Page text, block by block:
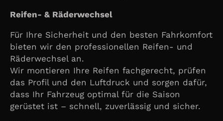
Reifen- & Räderwechsel
Für Ihre Sicherheit und den besten Fahrkomfort
bieten wir den professionellen Reifen- und
Räderwechsel an.
Wir montieren Ihre Reifen fachgerecht, prüfen
das Profil und den Luftdruck und sorgen dafür,
dass Ihr Fahrzeug optimal für die Saison
gerüstet ist – schnell, zuverlässig und sicher.